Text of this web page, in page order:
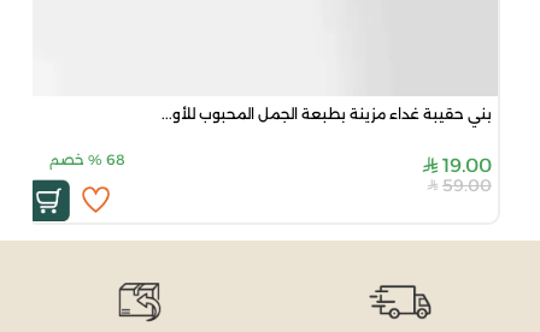
بني حقيبة غداء مزينة بطبعة الجمل المحبوب للأو...
19.00
68
% خصم
59.00